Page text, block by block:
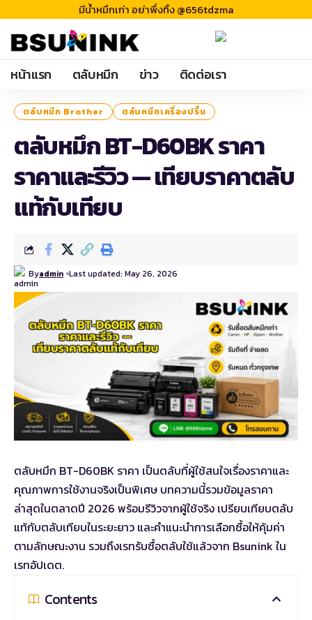
มีน้ำหมึกเก่า อย่าพึ่งทิ้ง @656tdzma
หน้าแรก ตลับหมึก ข่าว ติดต่อเรา
ตลับหมึก Brother ตลับหมึกเครื่องปริ้น
ตลับหมึก BT-D60BK ราคา
ราคาและรีวิว — เทียบราคาตลับ
แท้กับเทียบ
Byadmin Last updated: May 26, 2026
ตลับหมึก BT-D60BK ราคา เป็นตลับที่ผู้ใช้สนใจเรื่องราคาและ
คุณภาพการใช้งานจริงเป็นพิเศษ บทความนี้รวมข้อมูลราคา
ล่าสุดในตลาดปี 2026 พร้อมรีวิวจากผู้ใช้จริง เปรียบเทียบตลับ
แท้กับตลับเทียบในระยะยาว และคำแนะนำการเลือกซื้อให้คุ้มค่า
ตามลักษณะงาน รวมถึงเรทรับซื้อตลับใช้แล้วจาก Bsunink ใน
เรทอัปเดต.
Contents